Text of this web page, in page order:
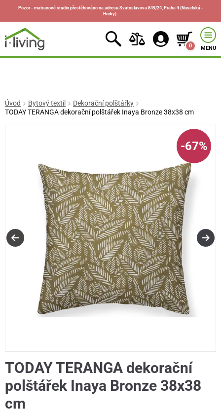
Pozor - matracové studio přestěhováno na adresu Svatoslavova 849/24, Praha 4 (Nuselská -
Horky).
0 MENU
Úvod Bytový textil
Dekorační polštářky
TODAY TERANGA dekorační polštářek Inaya Bronze 38x38 cm
-67%
TODAY TERANGA dekorační
polštářek Inaya Bronze 38x38
cm